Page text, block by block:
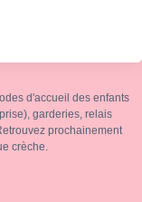
d'accueil des enfants
garderies, relais
prochainement
crèche.